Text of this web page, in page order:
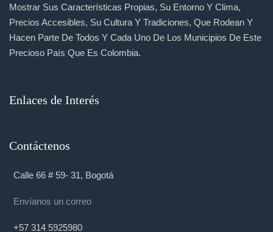
Mostrar Sus Características Propias, Su Entorno Y Clima,
Precios Accesibles, Su Cultura Y Tradiciones, Que Rodean Y
Hacen Parte De Todos Y Cada Uno De Los Municipios De Este
Precioso País Que Es Colombia.
Enlaces de Interés
Contáctenos
Calle 66 # 59- 31, Bogotá
Envíanos un correo
+57 314 5925980